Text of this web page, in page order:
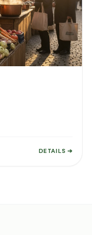
DETAILS ➔